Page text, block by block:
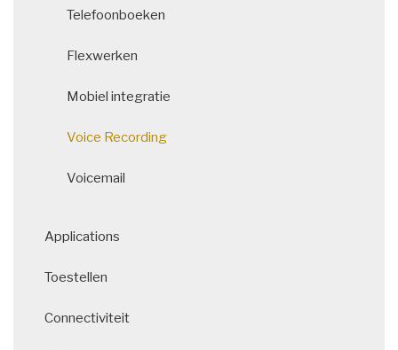
Telefoonboeken
Flexwerken
Mobiel integratie
Voice Recording
Voicemail
Applications
Toestellen
Connectiviteit